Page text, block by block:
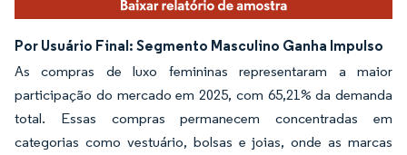
Por Usuário Final: Segmento Masculino Ganha Impulso
As compras de luxo femininas representaram a maior
participação do mercado em 2025, com 65,21% da demanda
total. Essas compras permanecem concentradas em
categorias como vestuário, bolsas e joias, onde as marcas